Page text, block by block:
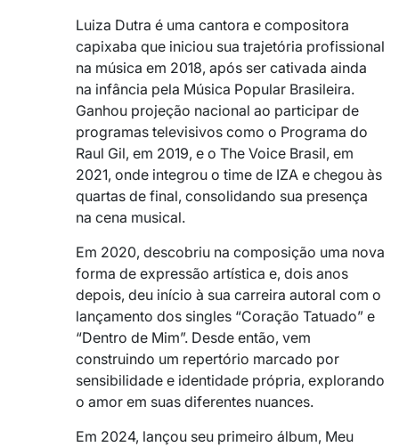
Luiza Dutra é uma cantora e compositora
capixaba que iniciou sua trajetória profissional
na música em 2018, após ser cativada ainda
na infância pela Música Popular Brasileira.
Ganhou projeção nacional ao participar de
programas televisivos como o Programa do
Raul Gil, em 2019, e o The Voice Brasil, em
2021, onde integrou o time de IZA e chegou às
quartas de final, consolidando sua presença
na cena musical.
Em 2020, descobriu na composição uma nova
forma de expressão artística e, dois anos
depois, deu início à sua carreira autoral com o
lançamento dos singles “Coração Tatuado” e
“Dentro de Mim”. Desde então, vem
construindo um repertório marcado por
sensibilidade e identidade própria, explorando
o amor em suas diferentes nuances.
Em 2024, lançou seu primeiro álbum, Meu